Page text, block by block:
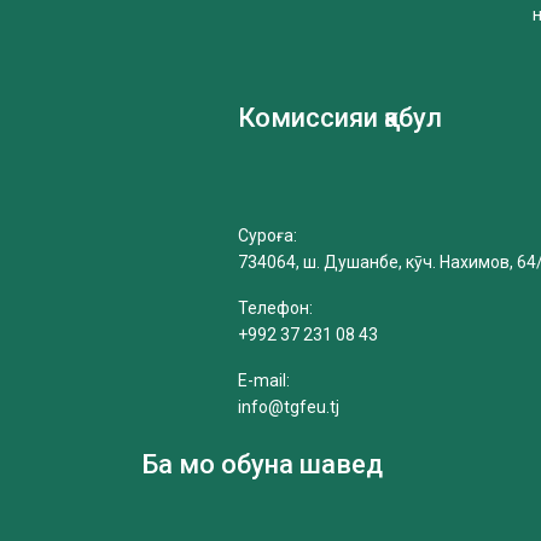
Комиссияи қабул
Суроға:
734064, ш. Душанбе, кӯч. Нахимов,
Телефон:
+992 37 231 08 43
E-mail:
info@tgfeu.tj
Ба мо обуна шавед